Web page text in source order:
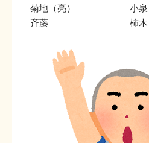
菊地（亮） 小泉
斉藤 柿木